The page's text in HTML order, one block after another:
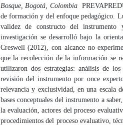
Bosque, Bogotá, Colombia
de formación y del enfoque pedagógico.
validez de constructo del
investigación se desarrolló bajo la
Creswell (2012), con alcance no
que la recolección de la información se
utilizaron dos estrategias: análisis de
revisión del instrumento por once
relevancia y exclusividad, en una escala
bases conceptuales del instrumento a
la evaluación, actores del proceso
procedimientos del proceso evaluativo,